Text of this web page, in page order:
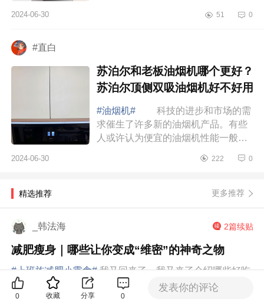
因此，选购一款高效实用、性价比出
2024-06-30 51 0
#直白
苏泊尔和老板油烟机哪个更好？
苏泊尔顶侧双吸油烟机好不好用
#油烟机#
科技的进步和市场的需
求催生了许多新的油烟机产品。有些
人或许认为便宜的油烟机性能一般，
此，选择一款既能满足日常使用需
2024-06-30 222 0
精选推荐 更多推荐
_韩法海 2篇续贴
减肥瘦身｜哪些让你变成“维密”的神奇之物
#上班族减肥小零食# 我又回来了，我又来了介绍哪些好吃
又减肥的零食，是不是很感谢我谷优无蔗糖全麦高膳食纤
维饼干是不是喜欢吃零食，尤其是甜食，吃上一口，心里
0 收藏 分享 0
发表你的评论